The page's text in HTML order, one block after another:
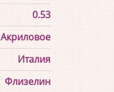
0.53
Акриловое
Италия
Флизелин